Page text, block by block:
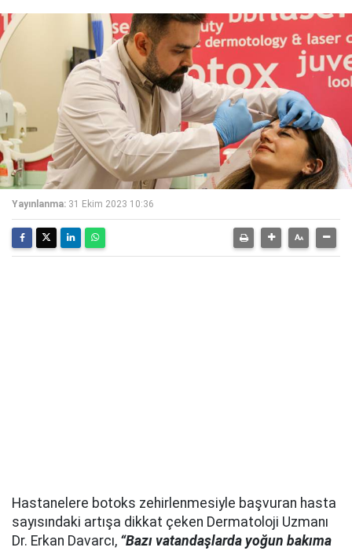
Yayınlanma: 31 Ekim 2023 10:36
Hastanelere botoks zehirlenmesiyle başvuran hasta
sayısındaki artışa dikkat çeken Dermatoloji Uzmanı
Dr. Erkan Davarcı, “Bazı vatandaşlarda yoğun bakıma